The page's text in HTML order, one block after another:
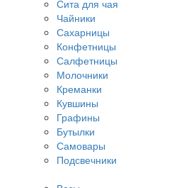
Сита для чая
Чайники
Сахарницы
Конфетницы
Салфетницы
Молочники
Креманки
Кувшины
Графины
Бутылки
Самовары
Подсвечники